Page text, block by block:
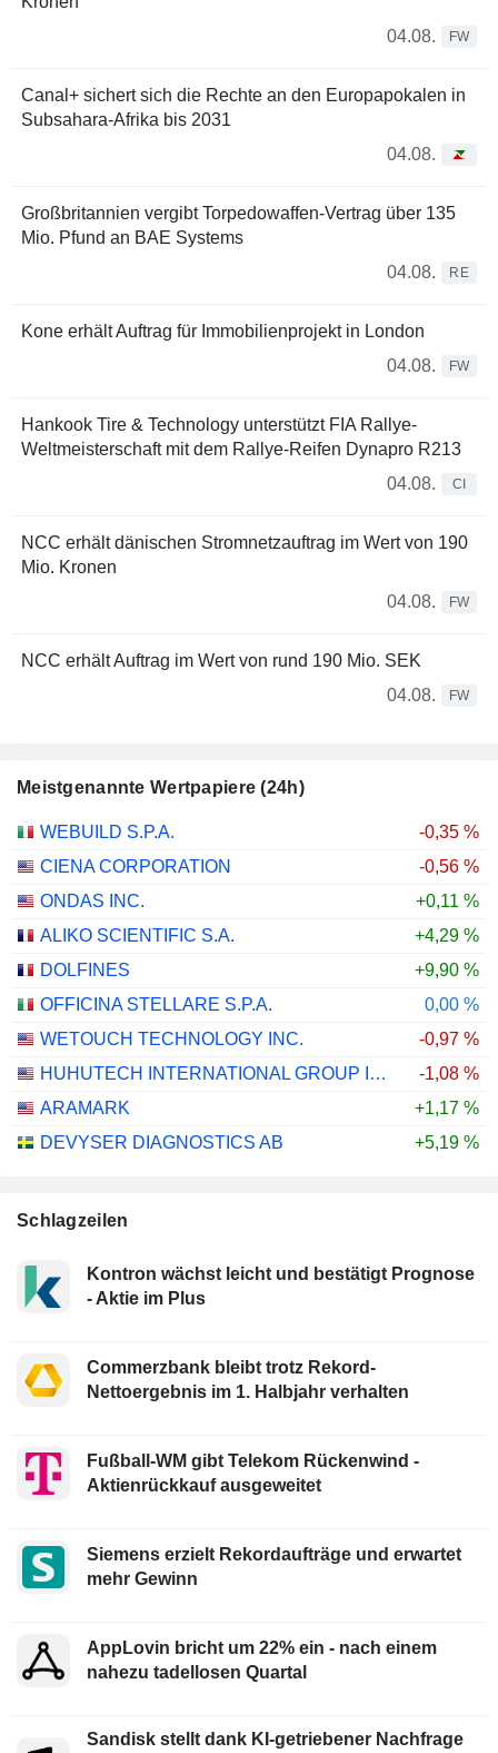
04.08.
FW
Canal+ sichert sich die Rechte an den Europapokalen in
Subsahara-Afrika bis 2031
04.08.
Großbritannien vergibt Torpedowaffen-Vertrag über 135
Mio. Pfund an BAE Systems
04.08.
RE
Kone erhält Auftrag für Immobilienprojekt in London
04.08.
FW
Hankook Tire & Technology unterstützt FIA Rallye-
Weltmeisterschaft mit dem Rallye-Reifen Dynapro R213
04.08.
CI
NCC erhält dänischen Stromnetzauftrag im Wert von 190
Mio. Kronen
04.08.
FW
NCC erhält Auftrag im Wert von rund 190 Mio. SEK
04.08.
FW
Meistgenannte Wertpapiere (24h)
WEBUILD S.P.A.
-0,35 %
CIENA CORPORATION
-0,56 %
ONDAS INC.
+0,11 %
ALIKO SCIENTIFIC S.A.
+4,29 %
DOLFINES
+9,90 %
OFFICINA STELLARE S.P.A.
0,00 %
WETOUCH TECHNOLOGY INC.
-0,97 %
HUHUTECH INTERNATIONAL GROUP INC.
-1,08 %
ARAMARK
+1,17 %
DEVYSER DIAGNOSTICS AB
+5,19 %
Schlagzeilen
Kontron wächst leicht und bestätigt Prognose
- Aktie im Plus
Commerzbank bleibt trotz Rekord-
Nettoergebnis im 1. Halbjahr verhalten
Fußball-WM gibt Telekom Rückenwind -
Aktienrückkauf ausgeweitet
Siemens erzielt Rekordaufträge und erwartet
mehr Gewinn
AppLovin bricht um 22% ein - nach einem
nahezu tadellosen Quartal
Sandisk stellt dank KI-getriebener Nachfrage